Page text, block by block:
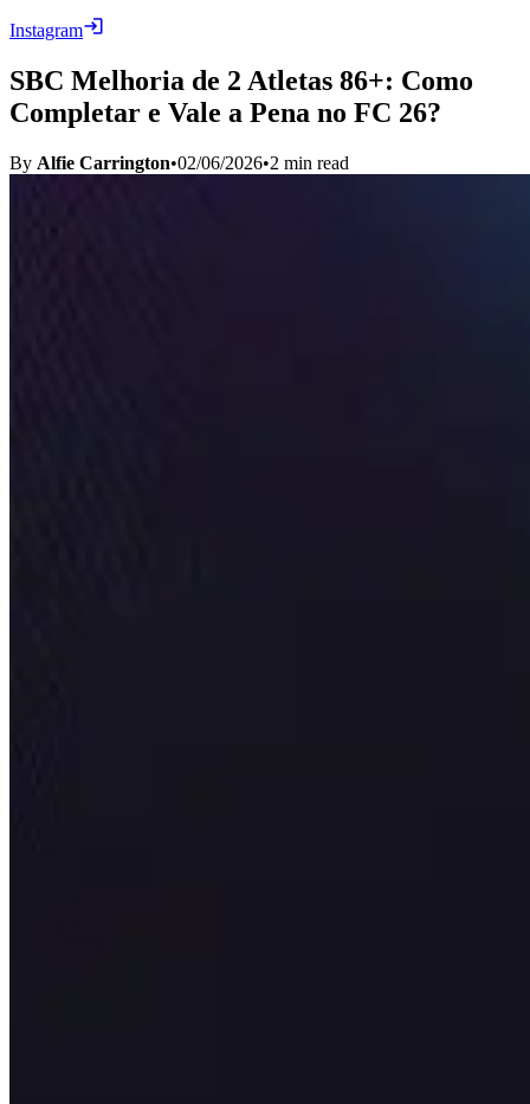
Instagram
SBC Melhoria de 2 Atletas 86+: Como
Completar e Vale a Pena no FC 26?
By Alfie Carrington•02/06/2026•2 min read